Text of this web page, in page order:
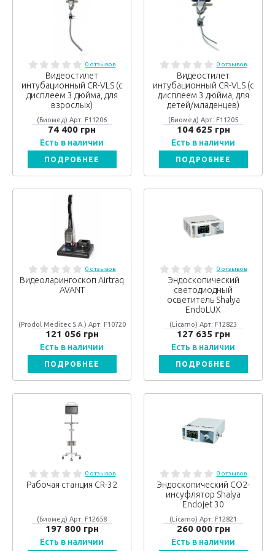
0 отзывов
Видеостилет
интубационный CR-VLS (с
дисплеем 3 дюйма, для
взрослых)
(Биомед) Арт: F11206
74 400 грн
Есть в наличии
ПОДРОБНЕЕ
0 отзывов
Видеостилет
интубационный CR-VLS (с
дисплеем 3 дюйма, для
детей/младенцев)
(Биомед) Арт: F11205
104 625 грн
Есть в наличии
ПОДРОБНЕЕ
0 отзывов
Видеоларингоскоп Airtraq
AVANT
(Prodol Meditec S.A.) Арт: F10720
121 056 грн
Есть в наличии
ПОДРОБНЕЕ
0 отзывов
Эндоскопический
светодиодный
осветитель Shalya
EndoLUX
(Licarno) Арт: F12823
127 635 грн
Есть в наличии
ПОДРОБНЕЕ
0 отзывов
Рабочая станция CR-32
(Биомед) Арт: F12658
197 800 грн
Есть в наличии
0 отзывов
Эндоскопический СО2-
инсуфлятор Shalya
Endojet 30
(Licarno) Арт: F12821
260 000 грн
Есть в наличии